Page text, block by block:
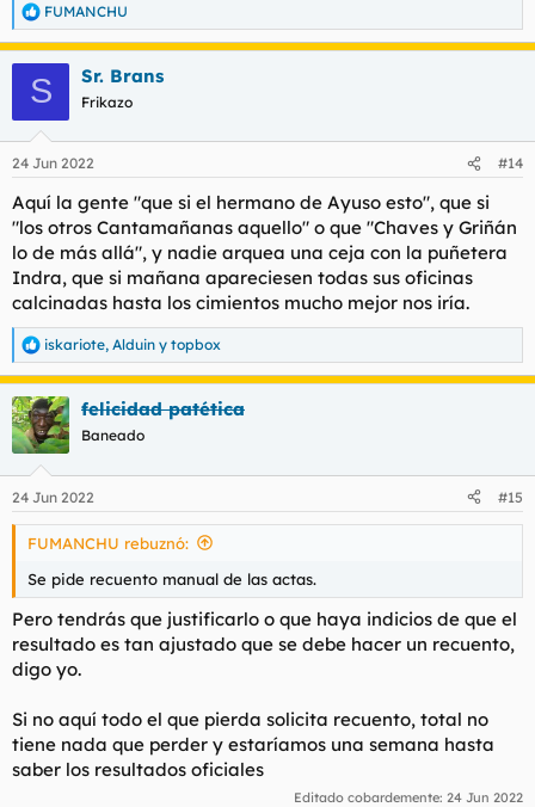
R
e
a
e
:
FUMANCHU
S Sr. Brans
Frikazo
24 Jun 2022 #14
Aquí la gente "que si el hermano de Ayuso esto", que si
"los otros Cantamañanas aquello" o que "Chaves y Griñán
lo de más allá", y nadie arquea una ceja con la puñetera
Indra, que si mañana apareciesen todas sus oficinas
calcinadas hasta los cimientos mucho mejor nos iría.
R
e
a
c
c
i
e
s
iskariote, Alduin y topbox
felicidad patética
Baneado
24 Jun 2022 #15
FUMANCHU rebuznó:
Se pide recuento manual de las actas.
Pero tendrás que justificarlo o que haya indicios de que el
resultado es tan ajustado que se debe hacer un recuento,
digo yo.
Si no aquí todo el que pierda solicita recuento, total no
tiene nada que perder y estaríamos una semana hasta
saber los resultados oficiales
Editado cobardemente: 24 Jun 2022